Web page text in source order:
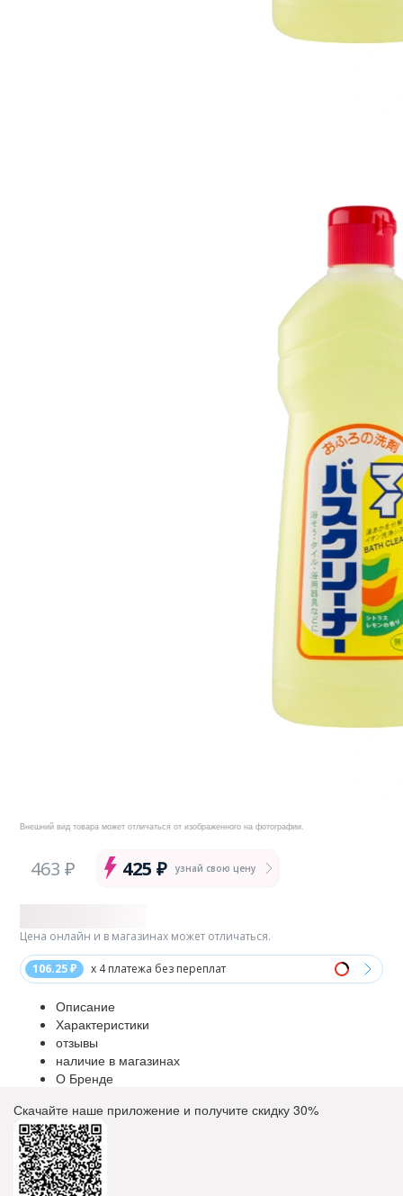
Внешний вид товара может отличаться от изображенного на фотографии.
463 ₽ 425 ₽ узнай свою цену
106.25 ₽ x 4 платежа без переплат
Цена онлайн и в магазинах может отличаться.
Описание
Характеристики
отзывы
наличие в магазинах
О Бренде
Скачайте наше приложение и получите скидку 30%